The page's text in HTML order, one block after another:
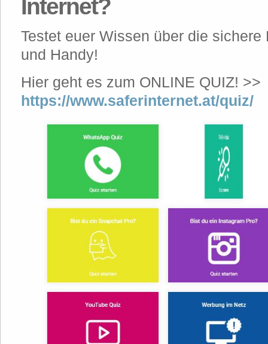
Internet?
Testet euer Wissen über die
und Handy!
Hier geht es zum ONLINE QUIZ! >>
https://www.saferinternet.at/quiz/